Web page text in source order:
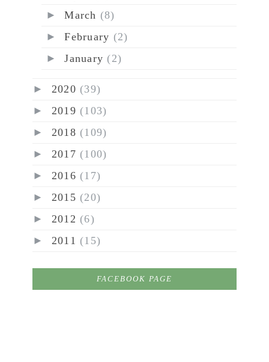
►March (8)
►February (2)
►January (2)
► 2020 (39)
► 2019 (103)
► 2018 (109)
► 2017 (100)
► 2016 (17)
► 2015 (20)
► 2012 (6)
► 2011 (15)
FACEBOOK PAGE